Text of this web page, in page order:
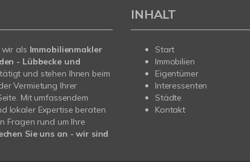
wir als Immobilienmakler
- Lübbecke und
tätigt und stehen Ihnen beim
Vermietung Ihrer
Mit umfassendem
lokaler Expertise beraten
Fragen rund um Ihre
Sie uns an - wir sind
INHALT
Start
Immobilien
Eigentümer
Interessenten
Städte
Kontakt